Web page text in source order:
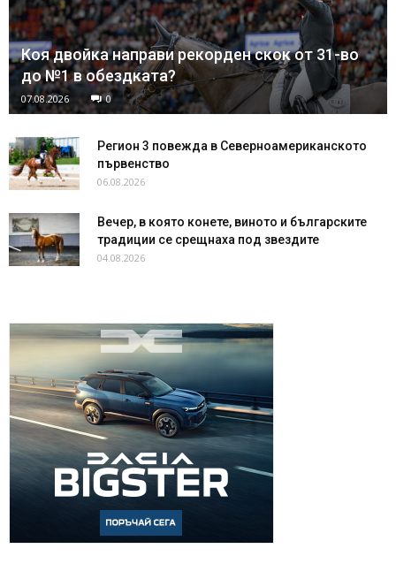
Коя двойка направи рекорден скок от 31-во
до №1 в обездката?
07.08.2026 0
Регион 3 повежда в Северноамериканското
първенство
06.08.2026
Вечер, в която конете, виното и българските
традиции се срещнаха под звездите
04.08.2026